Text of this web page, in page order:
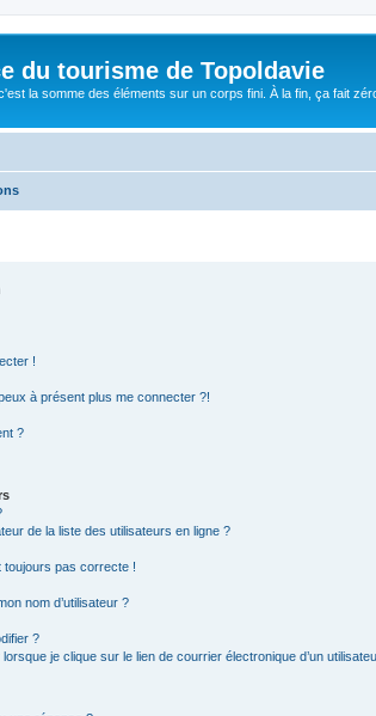
du tourisme de Topoldavie
la somme des éléments sur un corps fini. À la fin, ça fait
!
à présent plus me connecter ?!
?
de la liste des utilisateurs en ligne ?
toujours pas correcte !
nom d’utilisateur ?
?
je clique sur le lien de courrier électronique d’un